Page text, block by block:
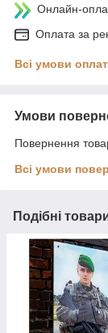
Онлайн-
Оплата за
Всі умови
Умови
Повернення
Всі умови
Подібні